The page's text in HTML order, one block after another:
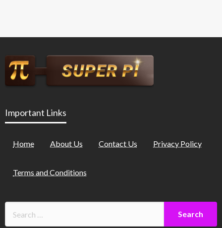
Important Links
Home About Us Contact Us Privacy Policy
Terms and Conditions